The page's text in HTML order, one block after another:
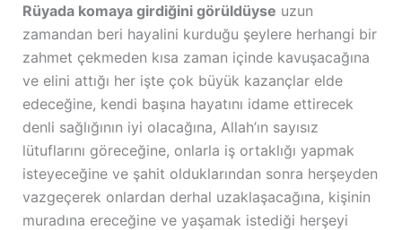
Rüyada komaya girdiğini görüldüyse uzun
zamandan beri hayalini kurduğu şeylere herhangi bir
zahmet çekmeden kısa zaman içinde kavuşacağına
ve elini attığı her işte çok büyük kazançlar elde
edeceğine, kendi başına hayatını idame ettirecek
denli sağlığının iyi olacağına, Allah’ın sayısız
lütuflarını göreceğine, onlarla iş ortaklığı yapmak
isteyeceğine ve şahit olduklarından sonra herşeyden
vazgeçerek onlardan derhal uzaklaşacağına, kişinin
muradına ereceğine ve yaşamak istediği herşeyi